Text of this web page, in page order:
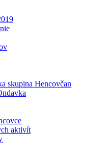
skupina Hencovčan
aktivít